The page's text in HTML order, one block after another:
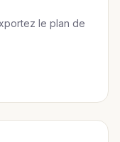
le plan de